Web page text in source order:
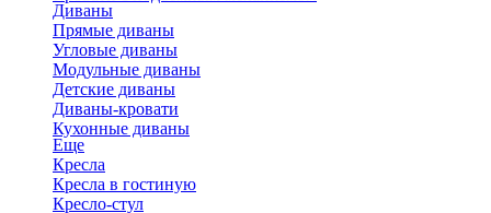
Диваны
Прямые диваны
Угловые диваны
Модульные диваны
Детские диваны
Диваны-кровати
Кухонные диваны
Еще
Кресла
Кресла в гостиную
Кресло-стул